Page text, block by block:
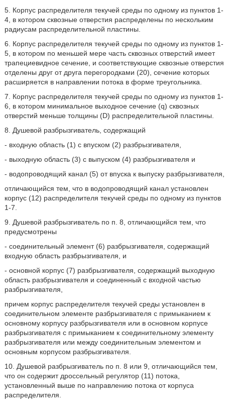
5. Корпус распределителя текучей среды по одному из пунктов 1-
4, в котором сквозные отверстия распределены по нескольким
радиусам распределительной пластины.
6. Корпус распределителя текучей среды по одному из пунктов 1-
5, в котором по меньшей мере часть сквозных отверстий имеет
трапециевидное сечение, и соответствующие сквозные отверстия
отделены друг от друга перегородками (20), сечение которых
расширяется в направлении потока в форме треугольника.
7. Корпус распределителя текучей среды по одному из пунктов 1-
6, в котором минимальное выходное сечение (q) сквозных
отверстий меньше толщины (D) распределительной пластины.
8. Душевой разбрызгиватель, содержащий
- входную область (1) с впуском (2) разбрызгивателя,
- выходную область (3) с выпуском (4) разбрызгивателя и
- водопроводящий канал (5) от впуска к выпуску разбрызгивателя,
отличающийся тем, что в водопроводящий канал установлен
корпус (12) распределителя текучей среды по одному из пунктов
1-7.
9. Душевой разбрызгиватель по п. 8, отличающийся тем, что
предусмотрены
- соединительный элемент (6) разбрызгивателя, содержащий
входную область разбрызгивателя, и
- основной корпус (7) разбрызгивателя, содержащий выходную
область разбрызгивателя и соединенный с входной частью
разбрызгивателя,
причем корпус распределителя текучей среды установлен в
соединительном элементе разбрызгивателя с примыканием к
основному корпусу разбрызгивателя или в основном корпусе
разбрызгивателя с примыканием к соединительному элементу
разбрызгивателя или между соединительным элементом и
основным корпусом разбрызгивателя.
10. Душевой разбрызгиватель по п. 8 или 9, отличающийся тем,
что он содержит дроссельный регулятор (11) потока,
установленный выше по направлению потока от корпуса
распределителя.